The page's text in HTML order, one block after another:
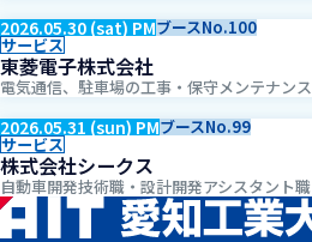
2026.05.30 (sat) PMブースNo.100
サービス
東菱電子株式会社
電気通信、駐車場の工事・保守メンテナンス
2026.05.31 (sun) PMブースNo.99
サービス
株式会社シークス
自動車開発技術職・設計開発アシスタント職